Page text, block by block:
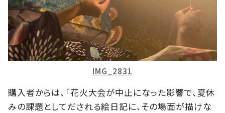
IMG_2831
購入者からは、「花火大会が中止になった影響で、夏休
みの課題としてだされる絵日記に、その場面が描けな